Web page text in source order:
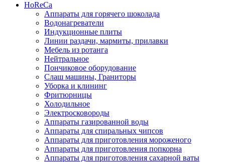
HoReCa
Аппараты для горячего шоколада
Водонагреватели
Индукционные плиты
Линии раздачи, мармиты, прилавки
Мебель из ротанга
Нейтральное
Пончиковое оборудование
Слаш машины, Граниторы
Уборка и клининг
Фритюрницы
Холодильное
Электросковороды
Аппараты газированной воды
Аппараты для спиральных чипсов
Аппараты для приготовления мороженого
Аппараты для приготовления попкорна
Аппараты для приготовления сахарной ваты